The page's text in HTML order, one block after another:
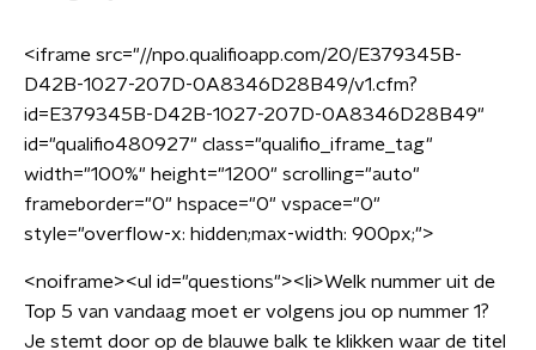
<iframe src="//npo.qualifioapp.com/20/E379345B-
D42B-1027-207D-0A8346D28B49/v1.cfm?
id=E379345B-D42B-1027-207D-0A8346D28B49"
id="qualifio480927" class="qualifio_iframe_tag"
width="100%" height="1200" scrolling="auto"
frameborder="0" hspace="0" vspace="0"
style="overflow-x: hidden;max-width: 900px;">
<noiframe><ul id="questions"><li>Welk nummer uit de
Top 5 van vandaag moet er volgens jou op nummer 1?
Je stemt door op de blauwe balk te klikken waar de titel